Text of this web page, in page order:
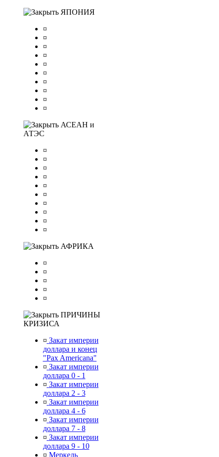
ЯПОНИЯ
¤
¤
¤
¤
¤
¤
¤
¤
¤
¤
АСЕАН и
АТЭС
¤
¤
¤
¤
¤
¤
¤
¤
¤
¤
АФРИКА
¤
¤
¤
¤
¤
ПРИЧИНЫ
КРИЗИСА
¤ Закат империи
доллара и конец
"Pax Americana"
¤ Закат империи
доллара 0 - 1
¤ Закат империи
доллара 2 - 3
¤ Закат империи
доллара 4 - 6
¤ Закат империи
доллара 7 - 8
¤ Закат империи
доллара 9 - 10
¤ Меркель